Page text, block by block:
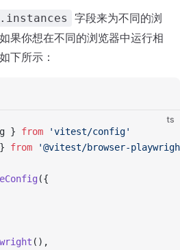
字段来为不同的浏
果你想在不同的浏览器中运行相
下所示：
ts
} from 'vitest/config'
from '@vitest/browser-
({
(),